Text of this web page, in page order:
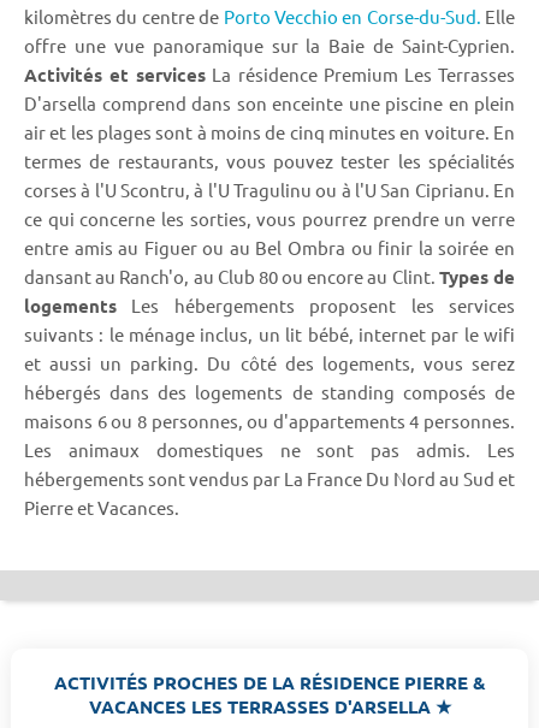
kilomètres du centre de Porto Vecchio en Corse-du-Sud. Elle
offre une vue panoramique sur la Baie de Saint-Cyprien.
Activités et services La résidence Premium Les Terrasses
D'arsella comprend dans son enceinte une piscine en plein
air et les plages sont à moins de cinq minutes en voiture. En
termes de restaurants, vous pouvez tester les spécialités
corses à l'U Scontru, à l'U Tragulinu ou à l'U San Ciprianu. En
ce qui concerne les sorties, vous pourrez prendre un verre
entre amis au Figuer ou au Bel Ombra ou finir la soirée en
dansant au Ranch'o, au Club 80 ou encore au Clint. Types de
logements Les hébergements proposent les services
suivants : le ménage inclus, un lit bébé, internet par le wifi
et aussi un parking. Du côté des logements, vous serez
hébergés dans des logements de standing composés de
maisons 6 ou 8 personnes, ou d'appartements 4 personnes.
Les animaux domestiques ne sont pas admis. Les
hébergements sont vendus par La France Du Nord au Sud et
Pierre et Vacances.
ACTIVITÉS PROCHES DE LA RÉSIDENCE PIERRE &
VACANCES LES TERRASSES D'ARSELLA ★